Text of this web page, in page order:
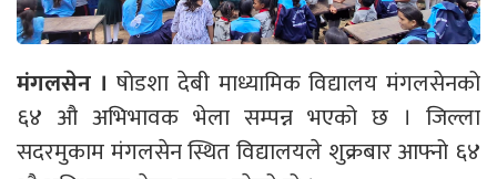
मंगलसेन । षोडशा देबी माध्यामिक विद्यालय मंगलसेनको
६४ औ अभिभावक भेला सम्पन्न भएको छ । जिल्ला
सदरमुकाम मंगलसेन स्थित विद्यालयले शुक्रबार आफ्नो ६४